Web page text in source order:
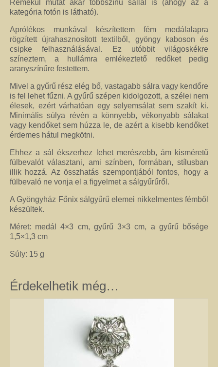
nőknek.
Fantázia ékszer
Ezen az oldalon olyan különleges és divatos ékszereket talál, amelyeket csak
részben én készítettem. Úgy vélem, helyük van a Harmónia Ékszerek
világában, mivel ezek is az egyéniség szépségét emelik ki. Nagy gonddal
válogattam ki azokat az ékszereket, amelyek megfelelnek ennek a magas
ajánlom, akik nem ragaszkodnak az ásványokhoz, féldrágakövekhez, illetve
kristályokhoz, de rajonganak az egyéni ötletekért, és valami különlegesre
vágynak. Kiváló ajándék lehet belőlük születésnapra, névnapra, karácsonyra.
Garantáltan örömöt szerezhet velük szeretteinek.
Egyedi ékszer
Igény szerinti átalakítás – INGYENES
Rendelésre készült egyedi ékszer
Egyedi kőbefoglalás rendelésre
Jó tanácsok babalánchoz
Virág ékszer
ennél többet is tehet értük. A kézműves Virág ékszerekkel színesebbé és
garantáltan nincs két egyforma közöttük. Ha cserepes növényt ajándékoz
ismerősének, személyesebbé teheti Virág ékszerrel.
Remekül mutat akár többszínű sállal is (ahogy az a
kategória fotón is látható).
Aprólékos munkával készítettem fém medálalapra
rögzített újrahasznosított textilből, gyöngy kaboson és
csipke felhasználásával. Ez utóbbit világoskékre
színeztem, a hullámra emlékeztető redőket pedig
aranyszínűre festettem.
Mivel a gyűrű rész elég bő, vastagabb sálra vagy kendőre
is fel lehet fűzni. A gyűrű szépen kidolgozott, a szélei nem
élesek, ezért várhatóan egy selyemsálat sem szakít ki.
Minimális súlya révén a könnyebb, vékonyabb sálakat
vagy kendőket sem húzza le, de azért a kisebb kendőket
érdemes hátul megkötni.
Ehhez a sál ékszerhez lehet merészebb, ám kisméretű
fülbevalót választani, ami színben, formában, stílusban
illik hozzá. Az összhatás szempontjából fontos, hogy a
fülbevaló ne vonja el a figyelmet a sálgyűrűről.
A Gyöngyház Főnix sálgyűrű elemei nikkelmentes fémből
készültek.
Méret: medál 4×3 cm, gyűrű 3×3 cm, a gyűrű bősége
1,5×1,3 cm
Súly: 15 g
Érdekelhetik még…